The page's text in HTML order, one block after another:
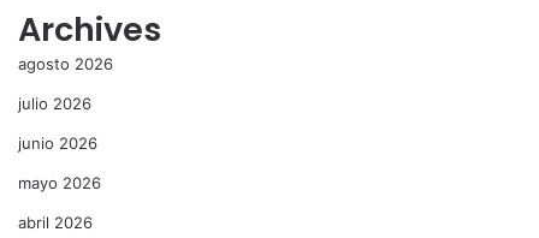
Archives
agosto 2026
julio 2026
junio 2026
mayo 2026
abril 2026